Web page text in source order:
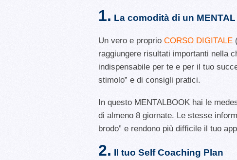
1. La comodità di un MENTAL
Un vero e proprio CORSO DIGITALE
raggiungere risultati importanti nella
indispensabile per te e per il tuo
stimolo” e di consigli pratici.
In questo MENTALBOOK hai le
di almeno 8 giornate. Le stesse
brodo” e rendono più difficile il tuo
2. Il tuo Self Coaching Plan